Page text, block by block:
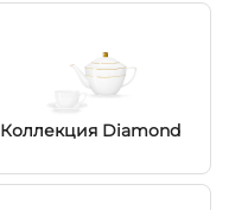
Коллекция Diamond